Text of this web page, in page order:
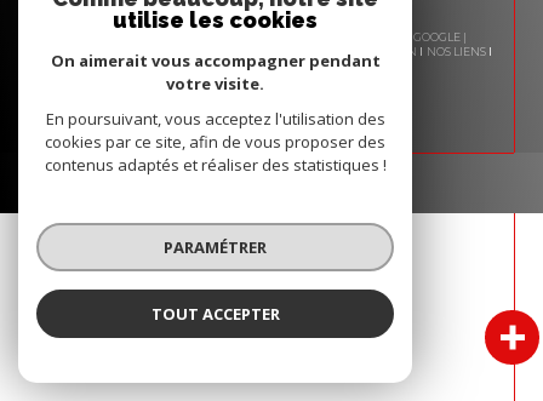
© 2026 | TOUS DROITS RÉSERVÉS | TRADUCTION POWERED BY GOOGLE |
ADMIN
NOS LIENS
POLITIQUE RGPD
COOKIES
utilise les cookies
On aimerait vous accompagner pendant
votre visite.
En poursuivant, vous acceptez l'utilisation des
cookies par ce site, afin de vous proposer des
contenus adaptés et réaliser des statistiques !
PARAMÉTRER
TOUT ACCEPTER